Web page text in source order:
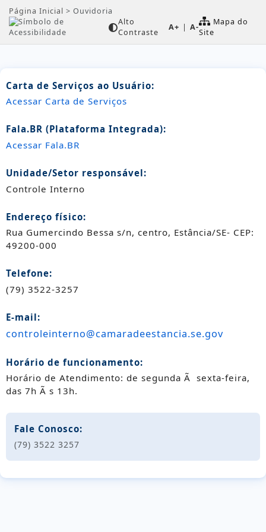
Página Inicial > Ouvidoria
Alto
Contraste
A+ | A-
Mapa do
Site
Carta de Serviços ao Usuário:
Acessar Carta de Serviços
Fala.BR (Plataforma Integrada):
Acessar Fala.BR
Unidade/Setor responsável:
Controle Interno
Endereço físico:
Rua Gumercindo Bessa s/n, centro, Estância/SE- CEP:
49200-000
Telefone:
(79) 3522-3257
E-mail:
controleinterno@camaradeestancia.se.gov
Horário de funcionamento:
Horário de Atendimento: de segunda Ã sexta-feira,
das 7h Ã s 13h.
Fale Conosco:
(79) 3522 3257